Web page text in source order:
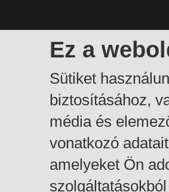
Ez a
Sütiket
biztosításához,
média és
vonatkozó
amelyeket Ön